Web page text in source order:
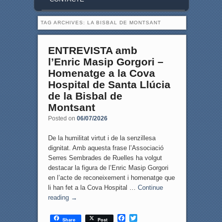
TAG ARCHIVES: LA BISBAL DE MONTSANT
ENTREVISTA amb
l’Enric Masip Gorgori –
Homenatge a la Cova
Hospital de Santa Llúcia
de la Bisbal de
Montsant
Posted on 06/07/2026
De la humilitat virtut i de la senzillesa
dignitat. Amb aquesta frase l’Associació
Serres Sembrades de Ruelles ha volgut
destacar la figura de l’Enric Masip Gorgori
en l’acte de reconeixement i homenatge que
li han fet a la Cova Hospital … Continue
reading →
Share Post
F
T